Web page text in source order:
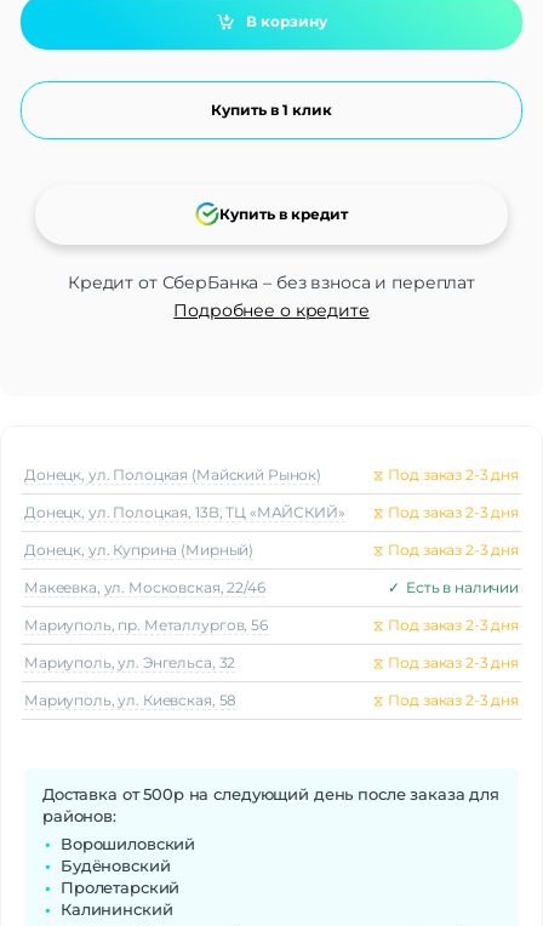
В корзину
Купить в 1 клик
Кредит от СберБанка – без взноса и переплат
Подробнее о кредите
Купить в кредит
Донецк, ул. Полоцкая (Майский Рынок) ⧖ Под заказ 2-3 дня
Донецк, ул. Полоцкая, 13В, ТЦ «МАЙСКИЙ» ⧖ Под заказ 2-3 дня
Донецк, ул. Куприна (Мирный) ⧖ Под заказ 2-3 дня
Макеeвка, ул. Московская, 22/46 ✓ Есть в наличии
Мариуполь, пр. Металлургов, 56 ⧖ Под заказ 2-3 дня
Мариуполь, ул. Энгельса, 32 ⧖ Под заказ 2-3 дня
Мариуполь, ул. Киевская, 58 ⧖ Под заказ 2-3 дня
Доставка от 500р на следующий день после заказа для
районов:
Ворошиловский
Будёновский
Пролетарский
Калининский